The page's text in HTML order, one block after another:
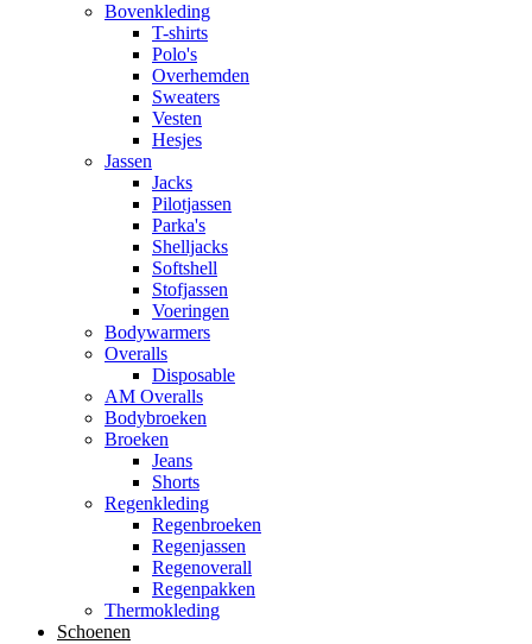
Bovenkleding
T-shirts
Polo's
Overhemden
Sweaters
Vesten
Hesjes
Jassen
Jacks
Pilotjassen
Parka's
Shelljacks
Softshell
Stofjassen
Voeringen
Bodywarmers
Overalls
Disposable
AM Overalls
Bodybroeken
Broeken
Jeans
Shorts
Regenkleding
Regenbroeken
Regenjassen
Regenoverall
Regenpakken
Thermokleding
Schoenen